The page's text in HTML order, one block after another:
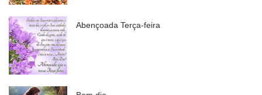
Abençoada Terça-feira